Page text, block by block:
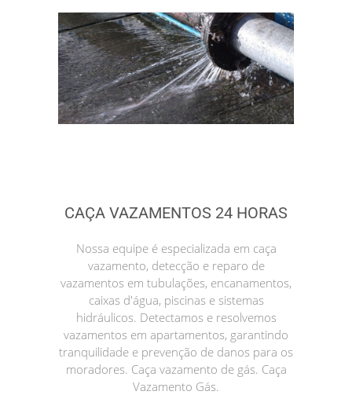
CAÇA VAZAMENTOS 24 HORAS
Nossa equipe é especializada em caça
vazamento, detecção e reparo de
vazamentos em tubulações, encanamentos,
caixas d'água, piscinas e sistemas
hidráulicos. Detectamos e resolvemos
vazamentos em apartamentos, garantindo
tranquilidade e prevenção de danos para os
moradores. Caça vazamento de gás. Caça
Vazamento Gás.